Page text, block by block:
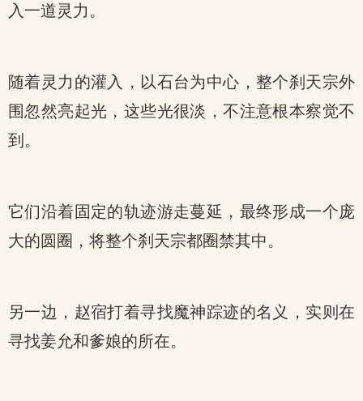
入一道灵力。
随着灵力的灌入，以石台为中心，整个刹天宗外
围忽然亮起光，这些光很淡，不注意根本察觉不
到。
它们沿着固定的轨迹游走蔓延，最终形成一个庞
大的圆圈，将整个刹天宗都圈禁其中。
另一边，赵宿打着寻找魔神踪迹的名义，实则在
寻找姜允和爹娘的所在。